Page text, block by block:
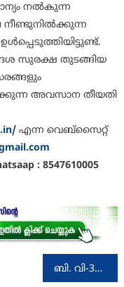
നല്‍കുന്ന
നീണ്ടുനില്‍ക്കുന്ന
സുരക്ഷ തുടങ്ങിയ
അവസാന തീയതി
എന്ന വെബ്‌സൈറ്റ്
: 8547610005
ബി. വി-380 മുട്ടക്കോഴിക്കുഞ്ഞുങ്ങൾ വിൽപ്പനയ്ക്ക്